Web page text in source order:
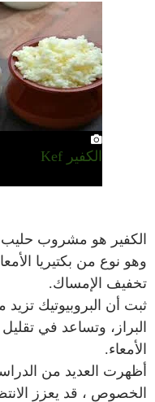
الكفير Kef
الكفير هو مشروب
وهو نوع من بكتيريا
تخفيف الإمساك.
ثبت أن البروبيوتيك
البراز، وتساعد في
الأمعاء.
الخصوص ، قد يعزز